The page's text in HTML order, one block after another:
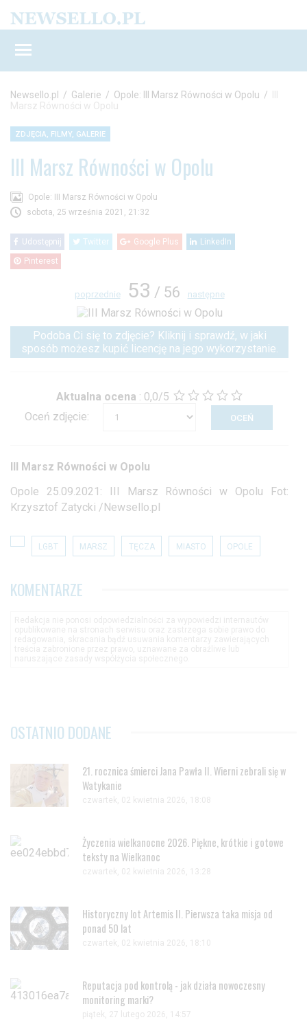
Newsello.pl / Galerie / Opole: III Marsz Równości w Opolu /
Marsz Równości w Opolu
ZDJĘCIA, FILMY, GALERIE
III Marsz Równości w Opolu
Opole: III Marsz Równości w Opolu
sobota, 25 września 2021, 21:32
Udostępnij Twitter Google Plus LinkedIn
Pinterest
poprzednie 53 / 56 następne
Podoba Ci się to zdjęcie? Kliknij i sprawdź, w jaki
sposób możesz kupić licencję na jego wykorzystanie.
Aktualna ocena : 0,0/5
Oceń zdjęcie:
III Marsz Równości w Opolu
Opole 25.09.2021: III Marsz Równości w Opolu Fot:
Krzysztof Zatycki /Newsello.pl
LGBT MARSZ TĘCZA MIASTO OPOLE
KOMENTARZE
OSTATNIO DODANE
21. rocznica śmierci Jana Pawła II. Wierni zebrali się w
Watykanie
czwartek, 02 kwietnia 2026, 18:08
Życzenia wielkanocne 2026. Piękne, krótkie i gotowe
teksty na Wielkanoc
czwartek, 02 kwietnia 2026, 13:28
Historyczny lot Artemis II. Pierwsza taka misja od
ponad 50 lat
czwartek, 02 kwietnia 2026, 18:10
Reputacja pod kontrolą - jak działa nowoczesny
monitoring marki?
piątek, 27 lutego 2026, 14:57